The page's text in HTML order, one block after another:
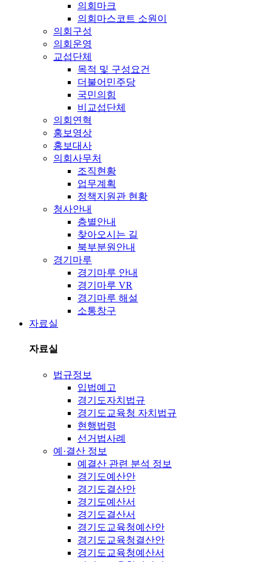
의회마크
의회마스코트 소원이
의회구성
의회운영
교섭단체
목적 및 구성요건
더불어민주당
국민의힘
비교섭단체
의회연혁
홍보영상
홍보대사
의회사무처
조직현황
업무계획
정책지원관 현황
청사안내
층별안내
찾아오시는 길
북부분원안내
경기마루
경기마루 안내
경기마루 VR
경기마루 해설
소통창구
자료실
자료실
법규정보
입법예고
경기도자치법규
경기도교육청 자치법규
현행법령
선거법사례
예·결산 정보
예결산 관련 분석 정보
경기도예산안
경기도결산안
경기도예산서
경기도결산서
경기도교육청예산안
경기도교육청결산안
경기도교육청예산서